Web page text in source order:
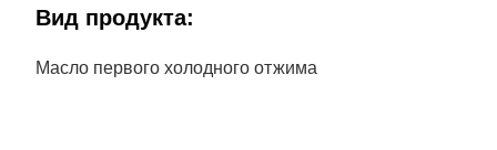
Bид продукта:
Масло первого холодного отжима